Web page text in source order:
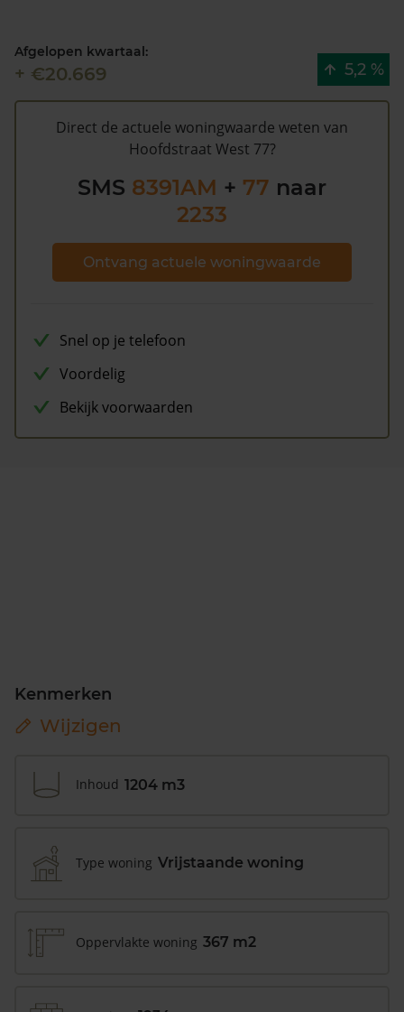
77 is €394.000 (2020). Volgens Kadasterdata is de kans
laag dat deze waarde te hoog is en dat er bespaard zou
kunnen worden op de gemeentelijke belastingen. Met
gratis WOZ alarmbent u elk jaar op de hoogte van
uw laatste WOZ waarde en kansen op besparing.
Afgelopen kwartaal:
+ €20.669 5,2 %
Direct de actuele woningwaarde weten van
Hoofdstraat West 77?
SMS 8391AM + 77 naar
2233
Ontvang actuele woningwaarde
Snel op je telefoon
Voordelig
Bekijk voorwaarden
Kenmerken
Wijzigen
Inhoud 1204 m3
Type woning Vrijstaande woning
Oppervlakte woning 367 m2